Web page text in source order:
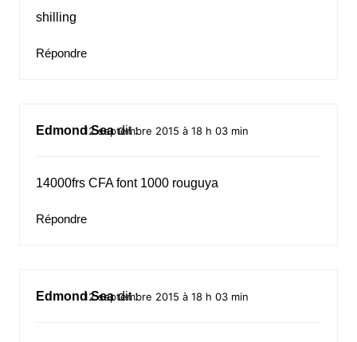
shilling
Répondre
Edmond Sea dit :
12 septembre 2015 à 18 h 03 min
14000frs CFA font 1000 rouguya
Répondre
Edmond Sea dit :
12 septembre 2015 à 18 h 03 min